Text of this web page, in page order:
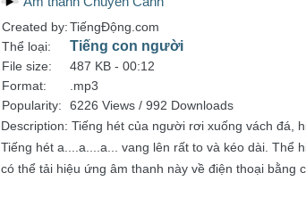
Created by:TiếngĐộng.com
Thể loại:
Tiếng con người
File size: 487 KB - 00:12
Format:
.mp3
Popularity:
6226 Views / 992 Downloads
Description: Tiếng hét của người rơi xuống vách đá,
Tiếng hét a....a....a... vang lên rất to và kéo dài. Thể
có thể tải hiệu ứng âm thanh này về điện thoại bằng